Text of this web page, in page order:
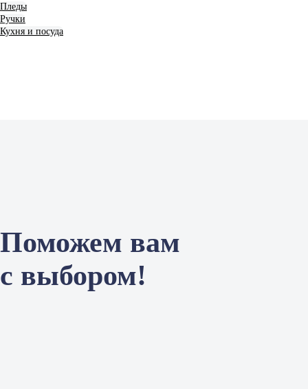
Пледы
Ручки
Кухня и посуда
Поможем вам
с выбором!